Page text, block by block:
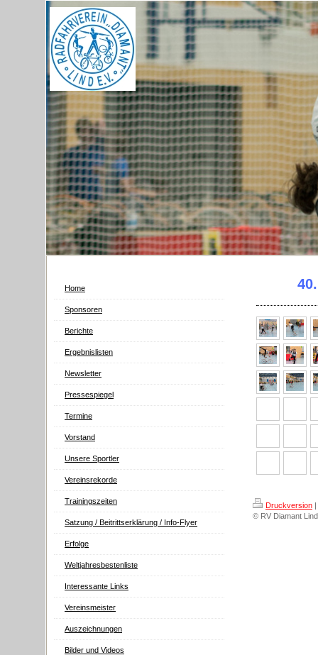
Home
Sponsoren
Berichte
Ergebnislisten
Newsletter
Pressespiegel
Termine
Vorstand
Unsere Sportler
Vereinsrekorde
Trainingszeiten
Satzung / Beitrittserklärung / Info-Flyer
Erfolge
Weltjahresbestenliste
Interessante Links
Vereinsmeister
Auszeichnungen
Bilder und Videos
Druckversion |
© RV Diamant